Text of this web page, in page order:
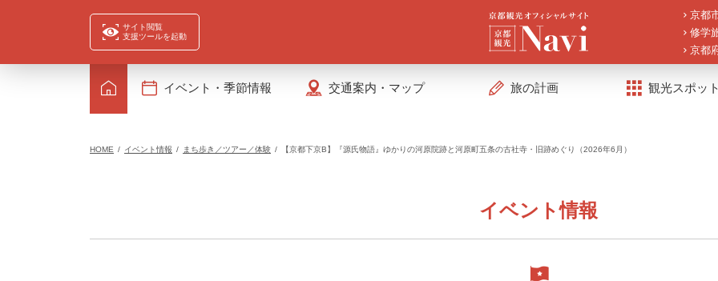
サイト閲覧
支援ツールを起動
京都
修学
京都
イベント・季節情報 交通案内・マップ 旅の計画 観光スポッ
HOME イベント情報 まち歩き／ツアー／体験 【京都下京B】『源氏物語』ゆかりの河原院跡と河原町五条の古社寺・旧跡めぐり（2026年6月）
イベント情報